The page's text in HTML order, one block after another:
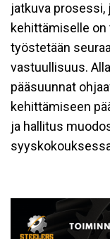
jatkuva prosessi,
kehittämiselle
työstetään
vastuullisuus.
pääsuunnat
kehittämiseen
ja hallitus